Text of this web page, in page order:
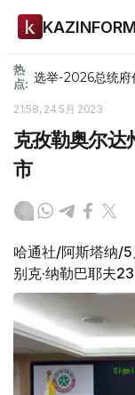
KAZINFORM
热
点: 选举-2026总统府
21:58, 24 5月 2023
克孜勒奥尔达
市
哈通社/阿斯塔纳/
别克·纳勒巴耶夫